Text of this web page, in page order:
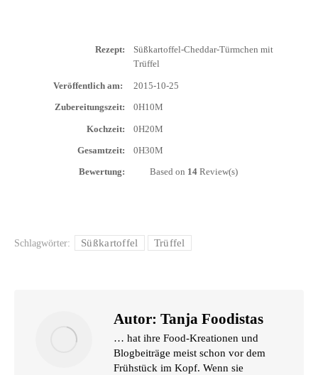
Rezept:
Süß­kar­tof­fel-Ched­dar-Türm­chen mit
Trüffel
Ver­öf­fent­lich am: 2015-10-25
Zube­rei­tungs­zeit: 0H10M
Koch­zeit: 0H20M
Gesamt­zeit: 0H30M
Bewer­tung: Based on 14 Review(s)
Schlagwörter: Süßkartoffel Trüffel
Autor: Tanja Foodistas
… hat ihre Food-Kreationen und
Blogbeiträge meist schon vor dem
Frühstück im Kopf. Wenn sie